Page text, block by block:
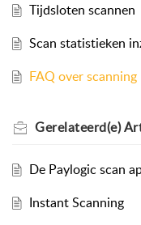
Tijdsloten scannen
Scan statistieken
FAQ over scanning
Gerelateerd(e)
De Paylogic scan
Instant Scanning